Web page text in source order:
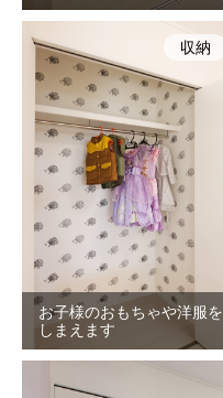
お子様のおもちゃや洋服を
しまえます
収納